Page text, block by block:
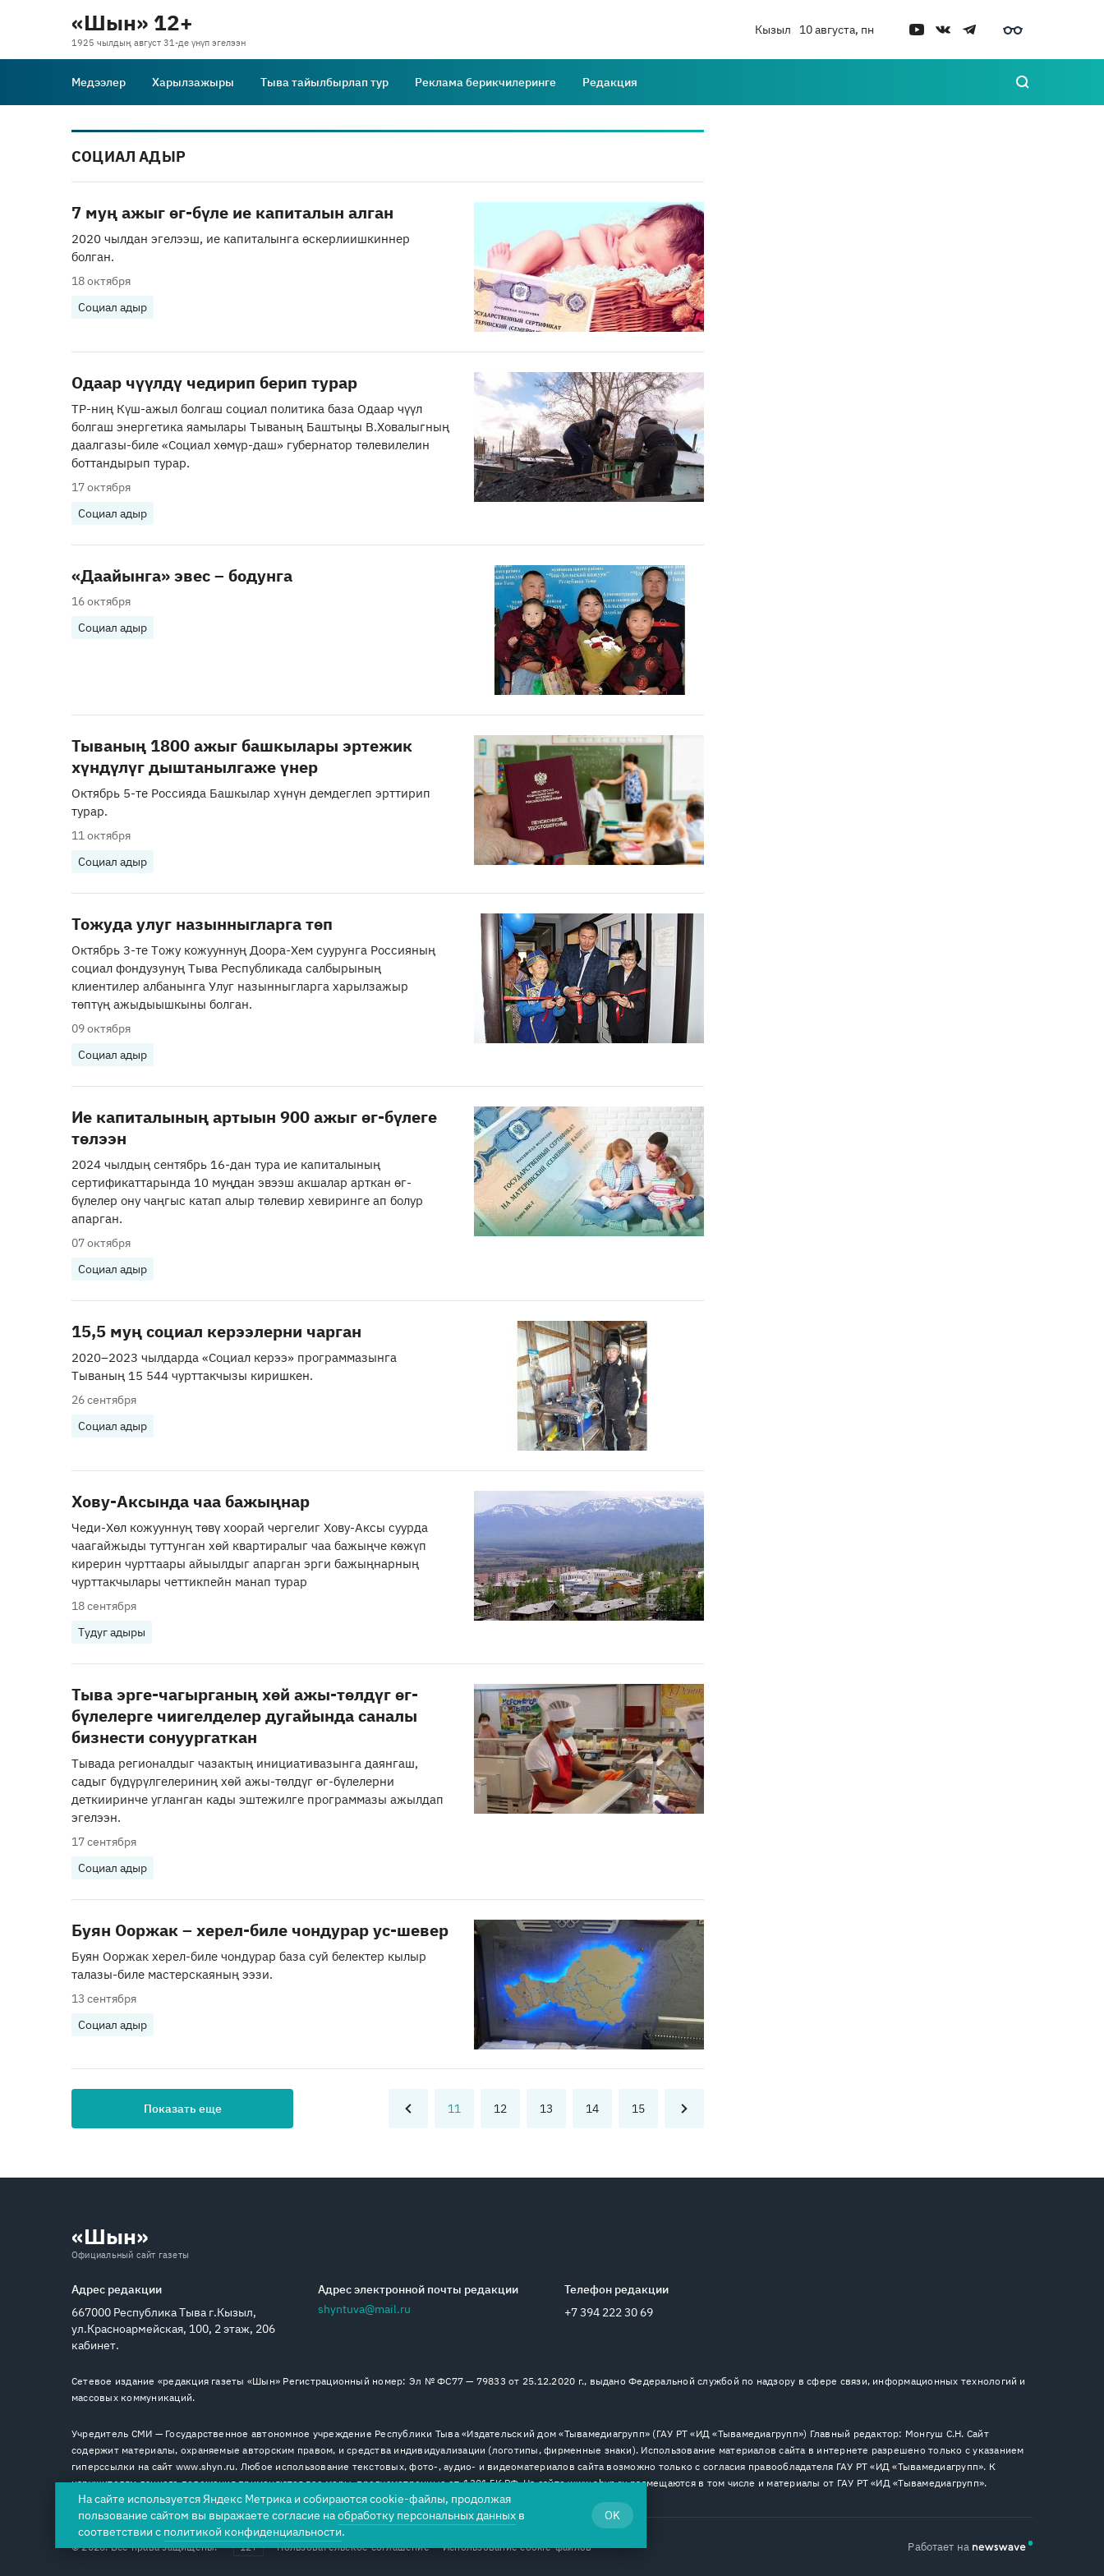
«Шын» 12+
1925 чылдың август 31-де үнүп эгелээн
Кызыл 10 августа, пн
Медээлер Харылзажыры Тыва тайылбырлап тур Реклама берикчилеринге Редакция
СОЦИАЛ АДЫР
7 муң ажыг өг-бүле ие капиталын алган
2020 чылдан эгелээш, ие капиталынга өскерлиишкиннер
болган.
18 октября
Социал адыр
Одаар чүүлдү чедирип берип турар
ТР-ниң Күш-ажыл болгаш социал политика база Одаар чүүл
болгаш энергетика яамылары Тываның Баштыңы В.Ховалыгның
даалгазы-биле «Социал хөмүр-даш» губернатор төлевилелин
боттандырып турар.
17 октября
Социал адыр
«Даайынга» эвес – бодунга
16 октября
Социал адыр
Тываның 1800 ажыг башкылары эртежик
хүндүлүг дыштанылгаже үнер
Октябрь 5-те Россияда Башкылар хүнүн демдеглеп эрттирип
турар.
11 октября
Социал адыр
Тожуда улуг назынныгларга төп
Октябрь 3-те Тожу кожууннуң Доора-Хем суурунга Россияның
социал фондузунуң Тыва Республикада салбырының
клиентилер албанынга Улуг назынныгларга харылзажыр
төптүң ажыдыышкыны болган.
09 октября
Социал адыр
Ие капиталының артыын 900 ажыг ѳг-бүлеге
тѳлээн
2024 чылдың сентябрь 16-дан тура ие капиталының
сертификаттарында 10 муңдан эвээш акшалар арткан ѳг-
бүлелер ону чаңгыс катап алыр тѳлевир хевиринге ап болур
апарган.
07 октября
Социал адыр
15,5 муң социал керээлерни чарган
2020–2023 чылдарда «Социал керээ» программазынга
Тываның 15 544 чурттакчызы киришкен.
26 сентября
Социал адыр
Хову-Аксында чаа бажыңнар
Чеди-Хөл кожууннуң төвү хоорай чергелиг Хову-Аксы суурда
чаагайжыды туттунган хөй квартиралыг чаа бажыңче көжүп
кирерин чурттаары айыылдыг апарган эрги бажыңнарның
чурттакчылары четтикпейн манап турар
18 сентября
Тудуг адыры
Тыва эрге-чагырганың хөй ажы-төлдүг өг-
бүлелерге чиигелделер дугайында саналы
бизнести сонуургаткан
Тывада регионалдыг чазактың инициативазынга даянгаш,
садыг бүдүрүлгелериниң хөй ажы-төлдүг өг-бүлелерни
деткииринче угланган кады эштежилге программазы ажылдап
эгелээн.
17 сентября
Социал адыр
Буян Ооржак – херел-биле чондурар ус-шевер
Буян Ооржак херел-биле чондурар база суй белектер кылыр
талазы-биле мастерскаяның ээзи.
13 сентября
Социал адыр
Показать еще 11 12 13 14 15
«Шын»
Официальный сайт газеты
Адрес редакции
667000 Республика Тыва г.Кызыл,
ул.Красноармейская, 100, 2 этаж, 206
кабинет.
Адрес электронной почты редакции
shyntuva@mail.ru
Телефон редакции
+7 394 222 30 69
Сетевое издание «редакция газеты «Шын» Регистрационный номер: Эл № ФС77 — 79833 от 25.12.2020 г., выдано Федеральной службой по надзору в сфере связи, информационных технологий и
массовых коммуникаций.
Учредитель СМИ — Государственное автономное учреждение Республики Тыва «Издательский дом «Тывамедиагрупп» (ГАУ РТ «ИД «Тывамедиагрупп») Главный редактор: Монгуш С.Н. Сайт
содержит материалы, охраняемые авторским правом, и средства индивидуализации (логотипы, фирменные знаки). Использование материалов сайта в интернете разрешено только с указанием
гиперссылки на сайт www.shyn.ru. Любое использование текстовых, фото-, аудио- и видеоматериалов сайта возможно только с согласия правообладателя ГАУ РТ «ИД «Тывамедиагрупп». К
нарушителям данного положения применяются все меры, предусмотренные ст. 1301 ГК РФ. На сайте www.shyn.ru размещаются в том числе и материалы от ГАУ РТ «ИД «Тывамедиагрупп».
© 2026. Все права защищены. 12+ Пользовательское соглашение Использование cookie-файлов Работает на
На сайте используется Яндекс Метрика и собираются cookie-файлы, продолжая
пользование сайтом вы выражаете согласие наобработку персональных данных в
соответствии с политикой конфиденциальности.
OK